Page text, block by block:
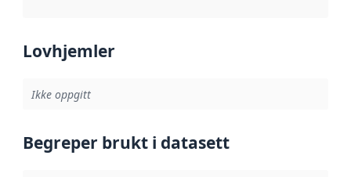
Lovhjemler
Ikke oppgitt
Begreper brukt i datasett